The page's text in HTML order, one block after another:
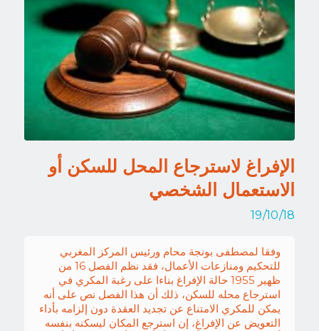
الإفراغ لاسترجاع المحل للسكن أو
الاستعمال الشخصي
19/10/18
وفقا لمصطفى بونجة محام ورئيس المركز المغربي
للتحكيم ومنازعات الأعمال، فقد نظم الفصل 16 من
ظهير 1955 حالة الإفراغ بناءا على رغبة المكري في
استرجاع محله للسكن، ذلك أن هذا الفصل نص على أنه
يمكن للمكري الامتناع عن تجديد العقدة دون إلزامه بأداء
التعويض عن الإفراغ، إن استرجع المكان ليسكنه بنفسه